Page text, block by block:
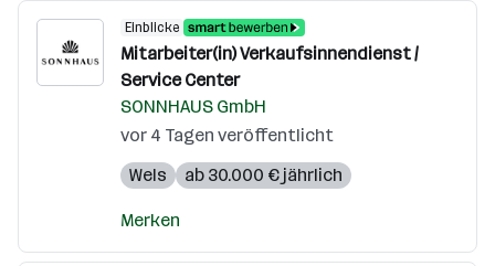
Einblicke
Mitarbeiter(in) Verkaufsinnendienst /
Service Center
SONNHAUS GmbH
vor 4 Tagen veröffentlicht
Wels
ab 30.000 € jährlich
Merken